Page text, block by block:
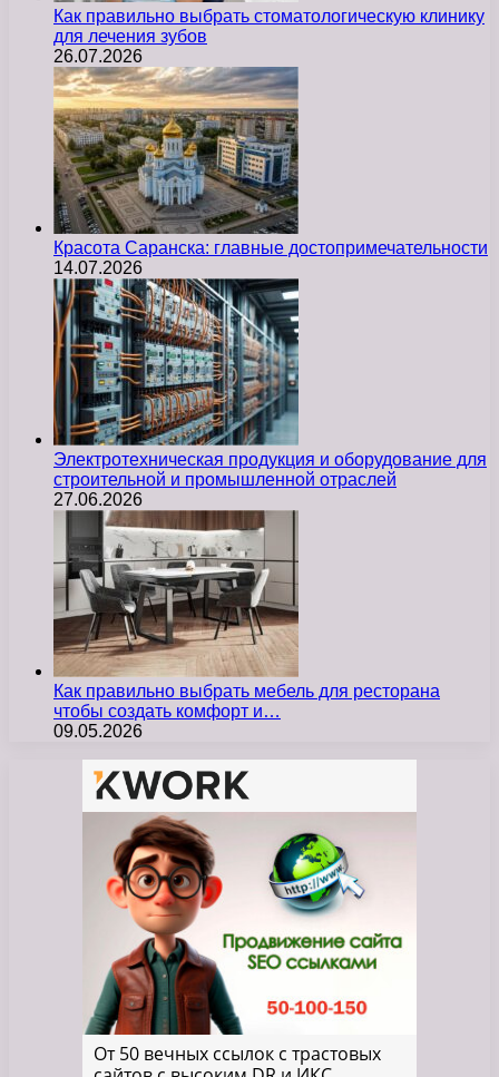
Как правильно выбрать стоматологическую клинику
для лечения зубов
26.07.2026
Красота Саранска: главные достопримечательности
14.07.2026
Электротехническая продукция и оборудование для
строительной и промышленной отраслей
27.06.2026
Как правильно выбрать мебель для ресторана
чтобы создать комфорт и…
09.05.2026